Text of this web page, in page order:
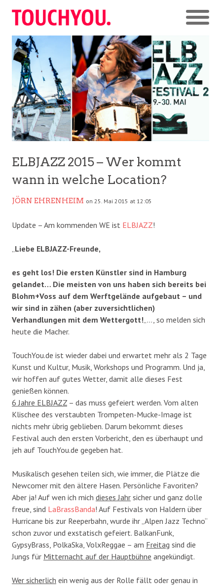
ELBJAZZ 2015 – Wer kommt
wann in welche Location?
JÖRN EHRENHEIM on 25. Mai 2015 at 12:05
Update – Am kommenden WE ist ELBJAZZ!
„Liebe ELBJAZZ-Freunde,
es geht los! Die ersten Künstler sind in Hamburg
gelandet… Die meisten von uns haben sich bereits bei
Blohm+Voss auf dem Werftgelände aufgebaut – und
wir sind in zähen (aber zuversichtlichen)
Verhandlungen mit dem Wettergott!„…, so melden sich
heute die Macher.
TouchYou.de ist wieder dabei und erwartet mehr als 2 Tage
Kunst und Kultur, Musik, Workshops und Programm. Und ja,
wir hoffen auf gutes Wetter, damit alle dieses Fest
genießen können.
6 Jahre ELBJAZZ – das muss gefeiert werden. Vom alten
Klischee des verstaubten Trompeten-Mucke-Image ist
nichts mehr übrig geblieben. Darum bekommt dieses
Festival auch den ersten Vorbericht, den es überhaupt und
jeh auf TouchYou.de gegeben hat.
Musikalisch gesehen teilen sich, wie immer, die Plätze die
Newcomer mit den ältere Hasen. Persönliche Favoriten?
Aber ja! Auf wen ich mich dieses Jahr sicher und ganz dolle
freue, sind LaBrassBanda! Auf Festivals von Haldern über
Hurricane bis zur Reeperbahn, wurde ihr „Alpen Jazz Techno“
schon zuvor und exstatisch gefeiert. BalkanFunk,
GypsyBrass, PolkaSka, VolxReggae – am Freitag sind die
Jungs für Mitternacht auf der Hauptbühne angekündigt.
Wer sicherlich ein wenig aus der Rolle fällt oder genau in